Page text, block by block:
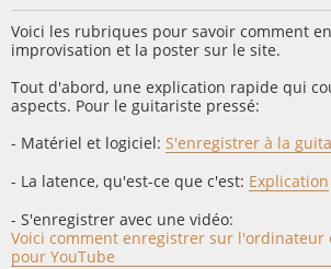
Voici les rubriques pour savoir comment
improvisation et la poster sur le site.
Tout d'abord, une explication rapide qui
aspects. Pour le guitariste pressé:
- Matériel et logiciel: S'enregistrer à la
- La latence, qu'est-ce que c'est: Explication
- S'enregistrer avec une vidéo:
Voici comment enregistrer sur l'ordinateur
pour YouTube